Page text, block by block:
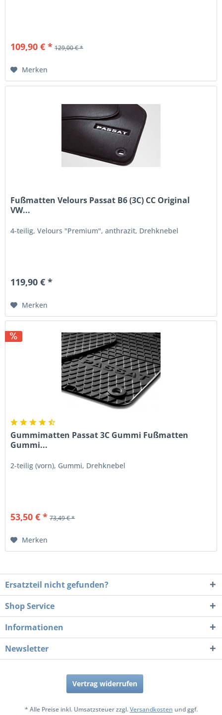
109,90 € * 129,00 € *
Merken
Fußmatten Velours Passat B6 (3C) CC Original
VW...
4-teilig, Velours "Premium", anthrazit, Drehknebel
119,90 € *
Merken
Gummimatten Passat 3C Gummi Fußmatten
Gummi...
2-teilig (vorn), Gummi, Drehknebel
53,50 € * 73,49 € *
Merken
Ersatzteil nicht gefunden?
Shop Service
Informationen
Newsletter
Vertrag widerrufen
* Alle Preise inkl. Umsatzsteuer zzgl.Versandkosten und ggf.